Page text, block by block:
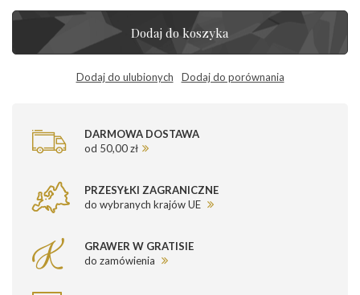
Dodaj do koszyka
Dodaj do ulubionych Dodaj do porównania
DARMOWA DOSTAWA
od 50,00 zł
PRZESYŁKI ZAGRANICZNE
do wybranych krajów UE
GRAWER W GRATISIE
do zamówienia